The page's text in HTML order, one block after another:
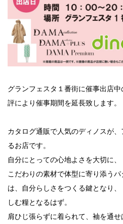
グランフェスタ１番街に催事出店
評により催事期間を延長致します。
カタログ通販で人気のディノスが
るお店です。
自分にとっての心地よさを大切に、
こだわりの素材で体型に寄り添う
は、自分らしさをつくる鍵となり
しむ糧となるはず。
肩ひじ張らずに着られて、袖を通